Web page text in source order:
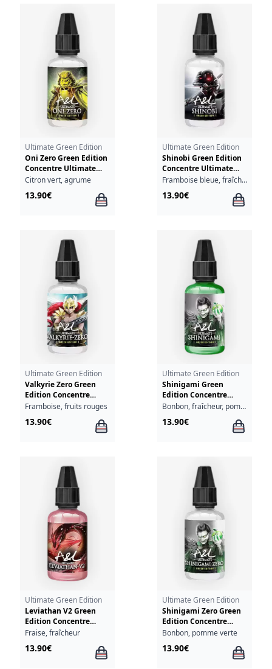
Ultimate Green Edition
Oni Zero Green Edition
Concentre Ultimate
A&L 30ml
Citron vert, agrume
13.90€
Ultimate Green Edition
Shinobi Green Edition
Concentre Ultimate
A&L 30ml
Framboise bleue, fraîcheur
13.90€
Ultimate Green Edition
Valkyrie Zero Green
Edition Concentre
Ultimate A&L 30ml
Framboise, fruits rouges
13.90€
Ultimate Green Edition
Shinigami Green
Edition Concentre
Ultimate A&L 30ml
Bonbon, fraîcheur, pomme verte
13.90€
Ultimate Green Edition
Leviathan V2 Green
Edition Concentre
Ultimate A&L 30ml
Fraise, fraîcheur
13.90€
Ultimate Green Edition
Shinigami Zero Green
Edition Concentre
Ultimate A&L 30ml
Bonbon, pomme verte
13.90€